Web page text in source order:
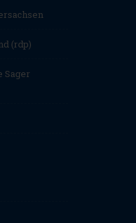
(rdp)
Sager